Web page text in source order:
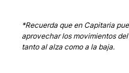
*Recuerda que en Capitaria
aprovechar los movimientos
tanto al alza como a la baja.